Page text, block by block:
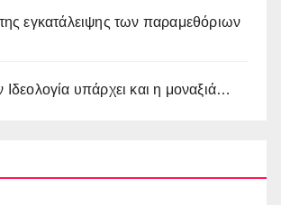
εγκατάλειψης των παραμεθόριων
Ιδεολογία υπάρχει και η μοναξιά…